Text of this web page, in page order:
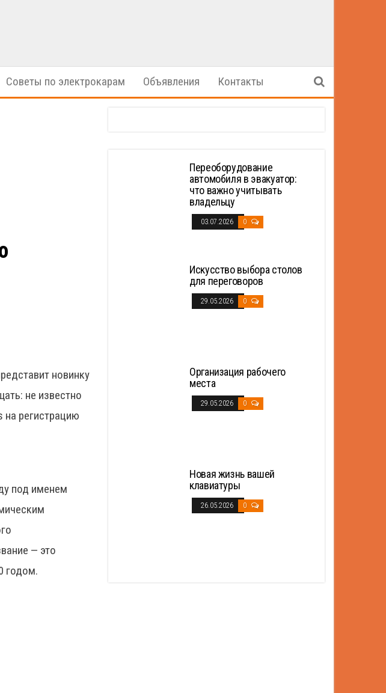
Советы по электрокарам Объявления Контакты
новинку
не известно
на регистрацию
под именем
— это
годом.
Переоборудование
автомобиля в эвакуатор:
что важно учитывать
владельцу
03.07.2026 0
Искусство выбора столов
для переговоров
29.05.2026 0
Организация рабочего
места
29.05.2026 0
Новая жизнь вашей
клавиатуры
26.05.2026 0